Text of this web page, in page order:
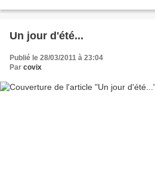
Un jour d'été...
Publié le 28/03/2011 à 23:04
Par covix